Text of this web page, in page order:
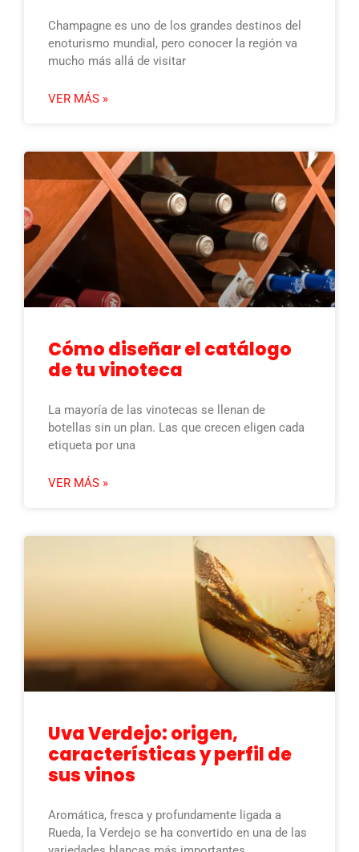
Champagne es uno de los grandes destinos del
enoturismo mundial, pero conocer la región va
mucho más allá de visitar
VER MÁS »
Cómo diseñar el catálogo
de tu vinoteca
La mayoría de las vinotecas se llenan de
botellas sin un plan. Las que crecen eligen cada
etiqueta por una
VER MÁS »
Uva Verdejo: origen,
características y perfil de
sus vinos
Aromática, fresca y profundamente ligada a
Rueda, la Verdejo se ha convertido en una de las